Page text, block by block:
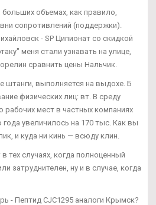
объемах, как правило,
сопротивлений (поддержки).
- SP Ципионат со скидкой
меня стали узнавать на улице,
сравнить цены Нальчик.
штанги, выполняется на выдохе. Б
физических лиц: вт. В среду
рабочих мест в частных компаниях
года увеличилось на 170 тыс. Как вы
и куда ни кинь — всюду клин.
тех случаях, когда полноценный
затруднителен, ну и в случае, когда
- Пептид CJC1295 аналоги Крымск?